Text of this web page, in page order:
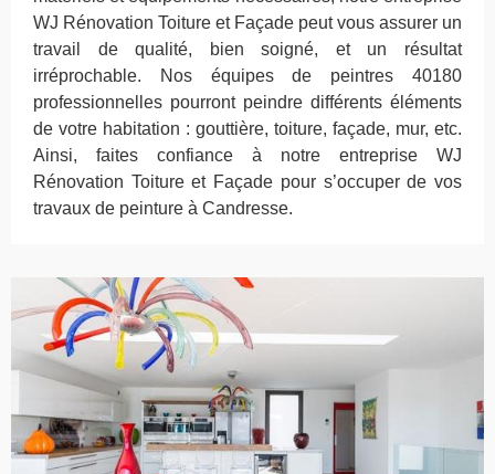
WJ Rénovation Toiture et Façade peut vous assurer un
travail de qualité, bien soigné, et un résultat
irréprochable. Nos équipes de peintres 40180
professionnelles pourront peindre différents éléments
de votre habitation : gouttière, toiture, façade, mur, etc.
Ainsi, faites confiance à notre entreprise WJ
Rénovation Toiture et Façade pour s’occuper de vos
travaux de peinture à Candresse.